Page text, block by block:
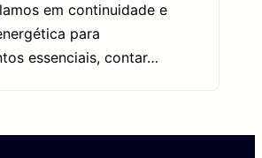
em continuidade e
para
essenciais, contar…